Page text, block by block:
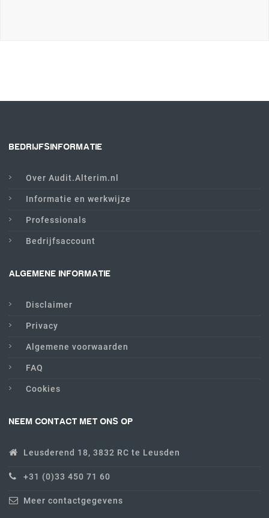
BEDRIJFSINFORMATIE
Over Audit.Alterim.nl
Informatie en werkwijze
Professionals
Bedrijfsaccount
ALGEMENE INFORMATIE
Disclaimer
Privacy
Algemene voorwaarden
FAQ
Cookies
NEEM CONTACT MET ONS OP
Leusderend 18, 3832 RC te Leusden
+31 (0)33 450 71 60
Meer contactgegevens